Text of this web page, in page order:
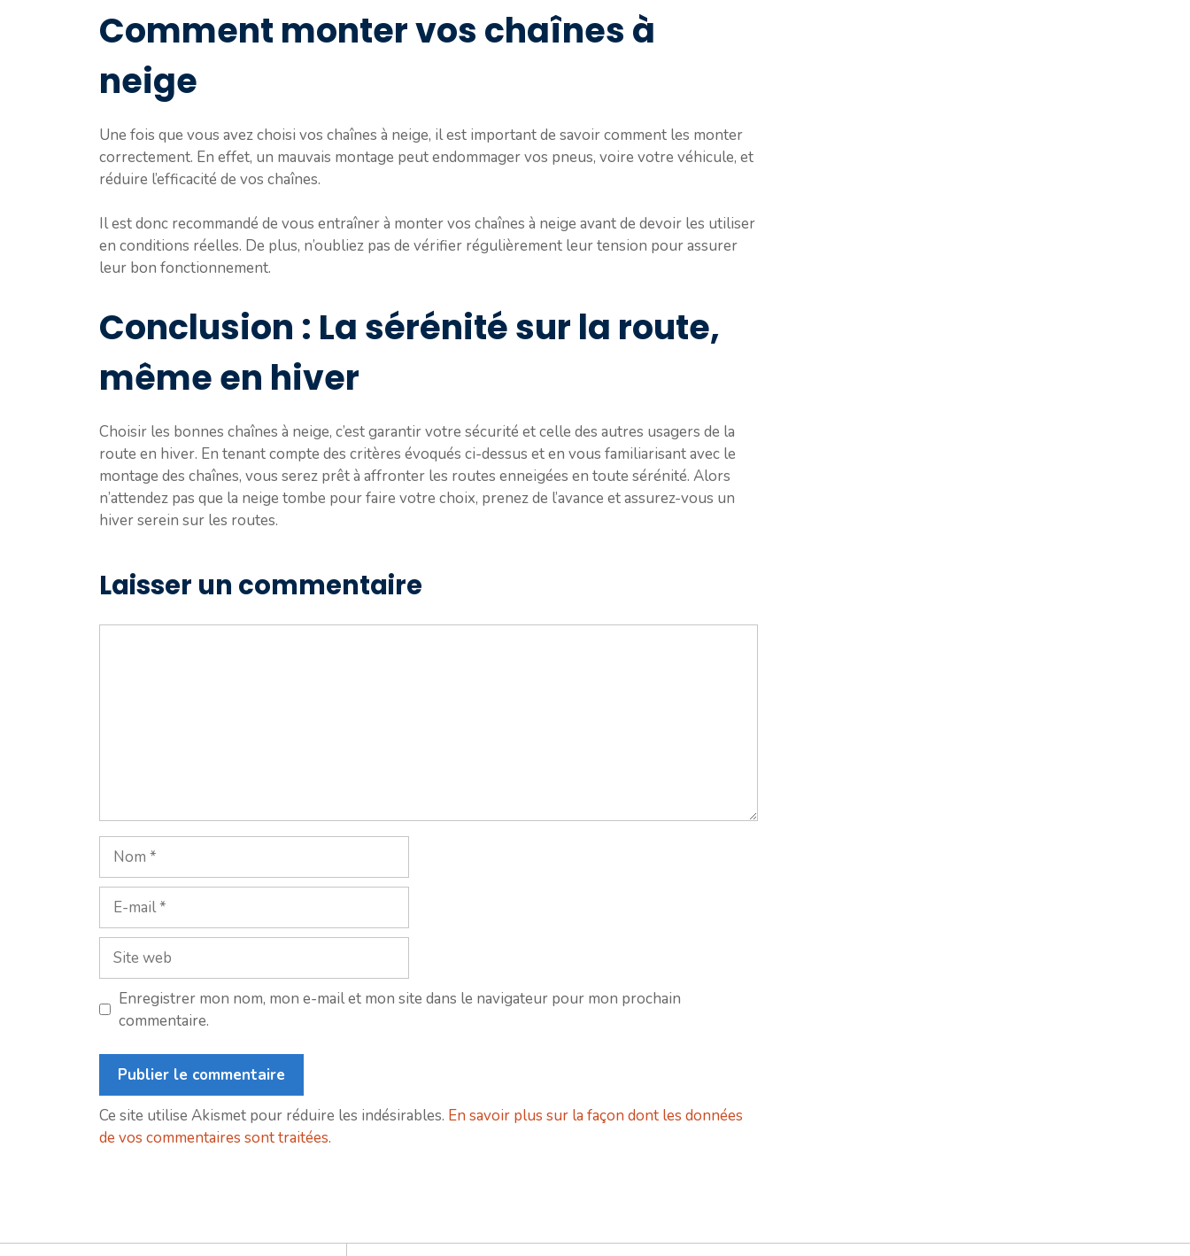
Comment monter vos chaînes à
neige
Une fois que vous avez choisi vos chaînes à neige, il est important de savoir comment les monter
correctement. En effet, un mauvais montage peut endommager vos pneus, voire votre véhicule, et
réduire l’efficacité de vos chaînes.
Il est donc recommandé de vous entraîner à monter vos chaînes à neige avant de devoir les utiliser
en conditions réelles. De plus, n’oubliez pas de vérifier régulièrement leur tension pour assurer
leur bon fonctionnement.
Conclusion : La sérénité sur la route,
même en hiver
Choisir les bonnes chaînes à neige, c’est garantir votre sécurité et celle des autres usagers de la
route en hiver. En tenant compte des critères évoqués ci-dessus et en vous familiarisant avec le
montage des chaînes, vous serez prêt à affronter les routes enneigées en toute sérénité. Alors
n’attendez pas que la neige tombe pour faire votre choix, prenez de l’avance et assurez-vous un
hiver serein sur les routes.
Laisser un commentaire
Nom
mail
Site
web
Enregistrer mon nom, mon e-mail et mon site dans le navigateur pour mon prochain
commentaire.
Ce site utilise Akismet pour réduire les indésirables. En savoir plus sur la façon dont les données
de vos commentaires sont traitées.